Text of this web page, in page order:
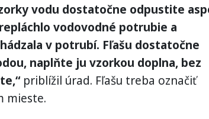
vodu dostatočne odpustite
vodovodné potrubie a
v potrubí. Fľašu dostatočne
naplňte ju vzorkou doplna, bez
priblížil úrad. Fľašu treba označiť
mieste.